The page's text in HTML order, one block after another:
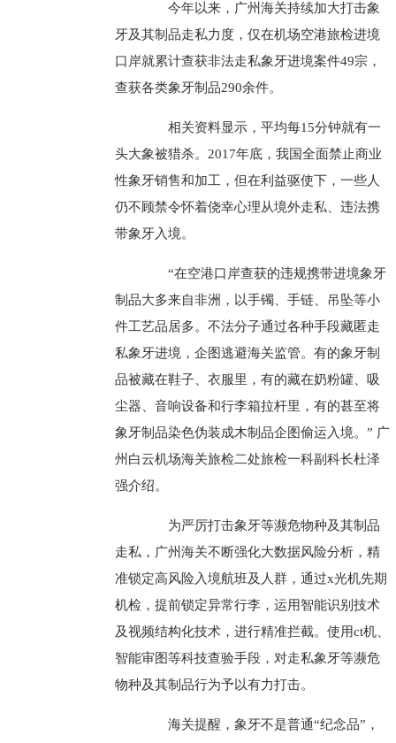
今年以来，广州海关持续加大打击象
牙及其制品走私力度，仅在机场空港旅检进境
口岸就累计查获非法走私象牙进境案件49宗，
查获各类象牙制品290余件。
相关资料显示，平均每15分钟就有一
头大象被猎杀。2017年底，我国全面禁止商业
性象牙销售和加工，但在利益驱使下，一些人
仍不顾禁令怀着侥幸心理从境外走私、违法携
带象牙入境。
“在空港口岸查获的违规携带进境象牙
制品大多来自非洲，以手镯、手链、吊坠等小
件工艺品居多。不法分子通过各种手段藏匿走
私象牙进境，企图逃避海关监管。有的象牙制
品被藏在鞋子、衣服里，有的藏在奶粉罐、吸
尘器、音响设备和行李箱拉杆里，有的甚至将
象牙制品染色伪装成木制品企图偷运入境。” 广
州白云机场海关旅检二处旅检一科副科长杜泽
强介绍。
为严厉打击象牙等濒危物种及其制品
走私，广州海关不断强化大数据风险分析，精
准锁定高风险入境航班及人群，通过x光机先期
机检，提前锁定异常行李，运用智能识别技术
及视频结构化技术，进行精准拦截。使用ct机、
智能审图等科技查验手段，对走私象牙等濒危
物种及其制品行为予以有力打击。
海关提醒，象牙不是普通“纪念品”，